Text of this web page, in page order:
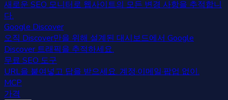
새로운 SEO 모니터로 웹사이트의 모든 변경 사항을 추적합니
다.
Google Discover
오직 Discover만을 위해 설계된 대시보드에서 Google
Discover 트래픽을 추적하세요.
무료 SEO 도구
URL을 붙여넣고 답을 받으세요. 계정·이메일·팝업 없이.
MCP
가격